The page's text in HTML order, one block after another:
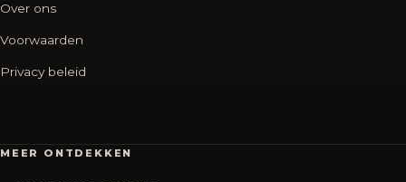
Over ons
Voorwaarden
Privacy beleid
MEER ONTDEKKEN